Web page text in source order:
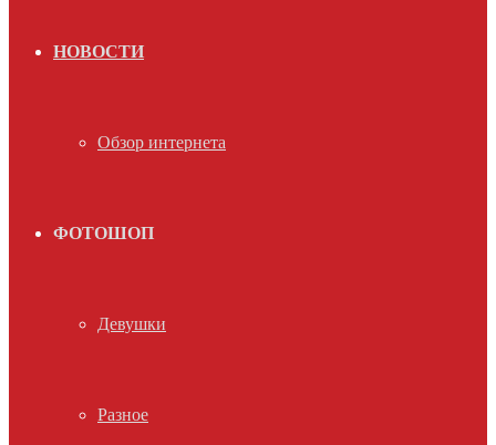
НОВОСТИ
Обзор интернета
ФОТОШОП
Девушки
Разное